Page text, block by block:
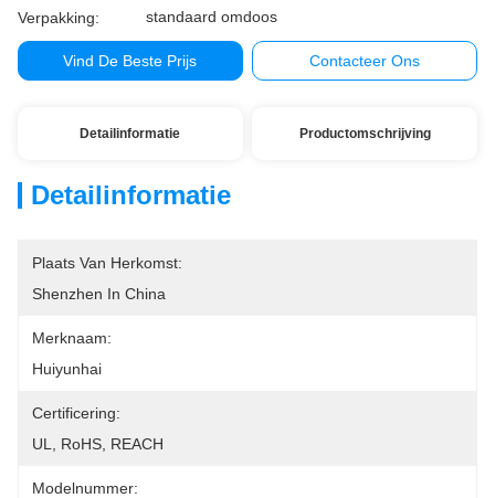
Verpakking: standaard omdoos
Vind De Beste Prijs Contacteer Ons
Detailinformatie Productomschrijving
Detailinformatie
Plaats Van Herkomst:
Shenzhen In China
Merknaam:
Huiyunhai
Certificering:
UL, RoHS, REACH
Modelnummer: